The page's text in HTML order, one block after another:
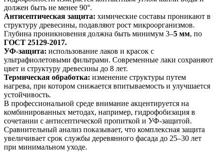
должен быть не менее 90°.
Антисептическая защита: химические составы проникают в
структуру древесины, подавляют рост микроорганизмов.
Глубина проникновения должна быть минимум 3–5 мм, по
ГОСТ 25129-2017.
УФ-защита: использование лаков и красок с
ультрафиолетовыми фильтрами. Современные лаки сохраняют
цвет и структуру древесины до 8 лет.
Термическая обработка: изменение структуры путем
нагрева, при котором снижается впитываемость и улучшается
устойчивость.
В профессиональной среде внимание акцентируется на
комбинированных методах, например, гидрофобизация в
сочетании с антисептической пропиткой и УФ-защитой.
Сравнительный анализ показывает, что комплексная защита
увеличивает срок службы деревянного фасада до 25–30 лет
при минимальном уходе.